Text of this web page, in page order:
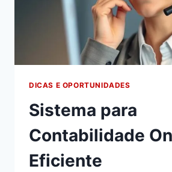
DICAS E OPORTUNIDADES
Sistema para
Contabilidade
Eficiente